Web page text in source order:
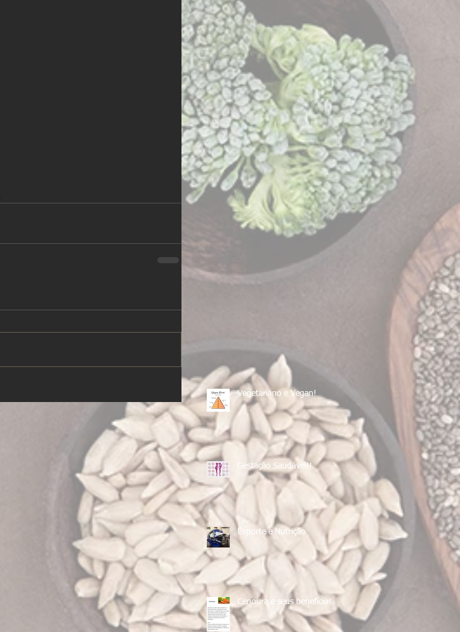
Vegetariano e Vegan!
Gestação Saudável!!
Esporte e Nutrição
Cenoura e seus benefícios!